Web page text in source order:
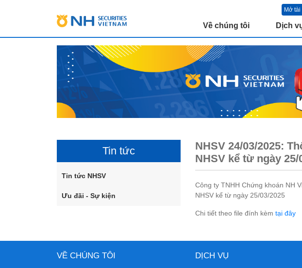
Mở
Về chúng tôi
Dịch
Tin tức
Tin tức NHSV
Ưu đãi - Sự kiện
NHSV 24/03/2025:
NHSV kể từ ngày 25/
Công ty TNHH Chứng khoán NH
NHSV kể từ ngày 25/03/2025
Chi tiết theo file đính kèm tại đây
VỀ CHÚNG TÔI DỊCH VỤ